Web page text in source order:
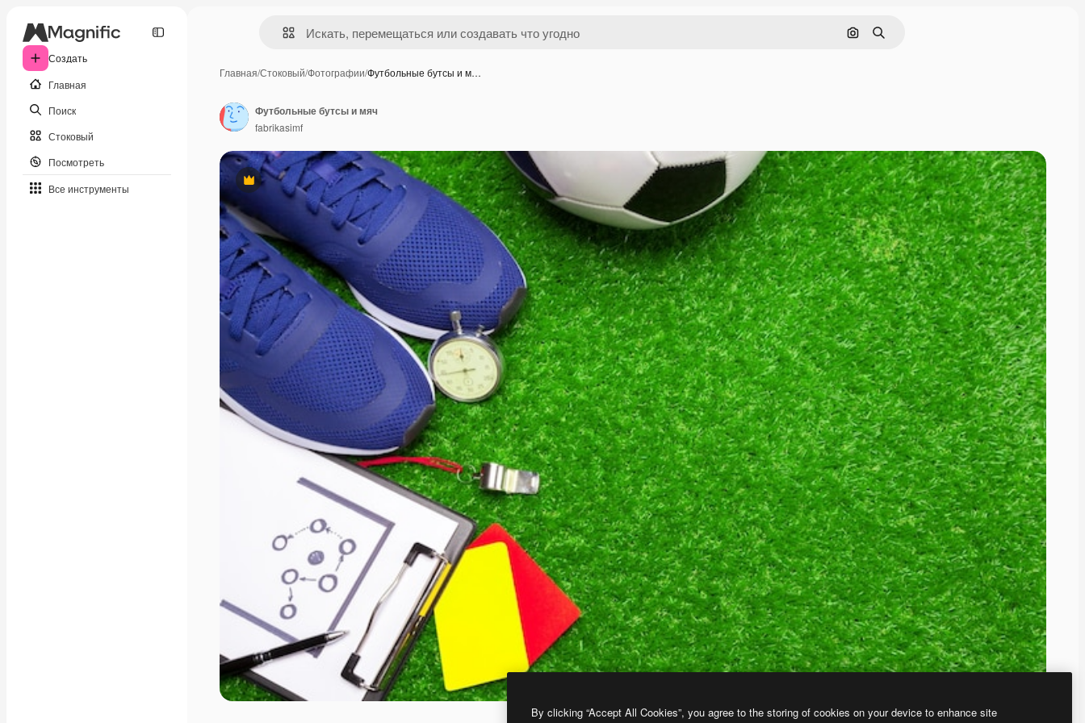
Создать
Главная
Поиск
Стоковый
Посмотреть
Все инструменты
Поиск по изображению
Поиск
Главная/Стоковый/Фотографии/Футбольные бутсы и м…
Премиум
Футбольные бутсы и мяч
fabrikasimf
By clicking “Accept All Cookies”, you agree to the storing of cookies on your device to enhance site